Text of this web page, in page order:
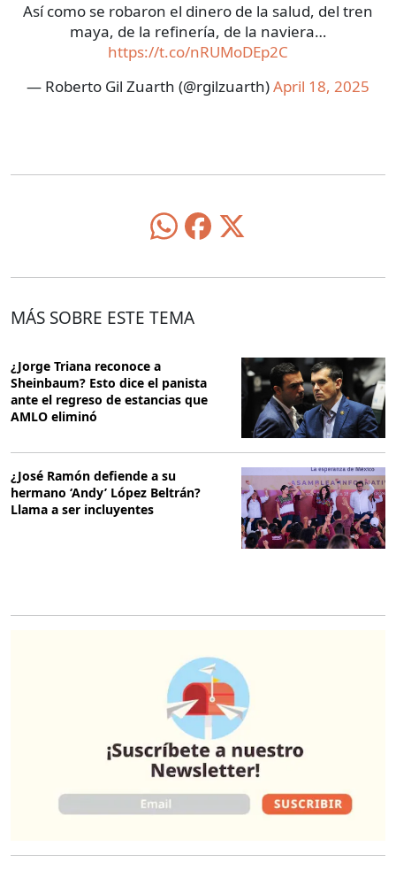
Así como se robaron el dinero de la salud, del tren
maya, de la refinería, de la naviera…
https://t.co/nRUMoDEp2C
— Roberto Gil Zuarth (@rgilzuarth)April 18, 2025
MÁS SOBRE ESTE TEMA
¿Jorge Triana reconoce a
Sheinbaum? Esto dice el panista
ante el regreso de estancias que
AMLO eliminó
¿José Ramón defiende a su
hermano ‘Andy’ López Beltrán?
Llama a ser incluyentes